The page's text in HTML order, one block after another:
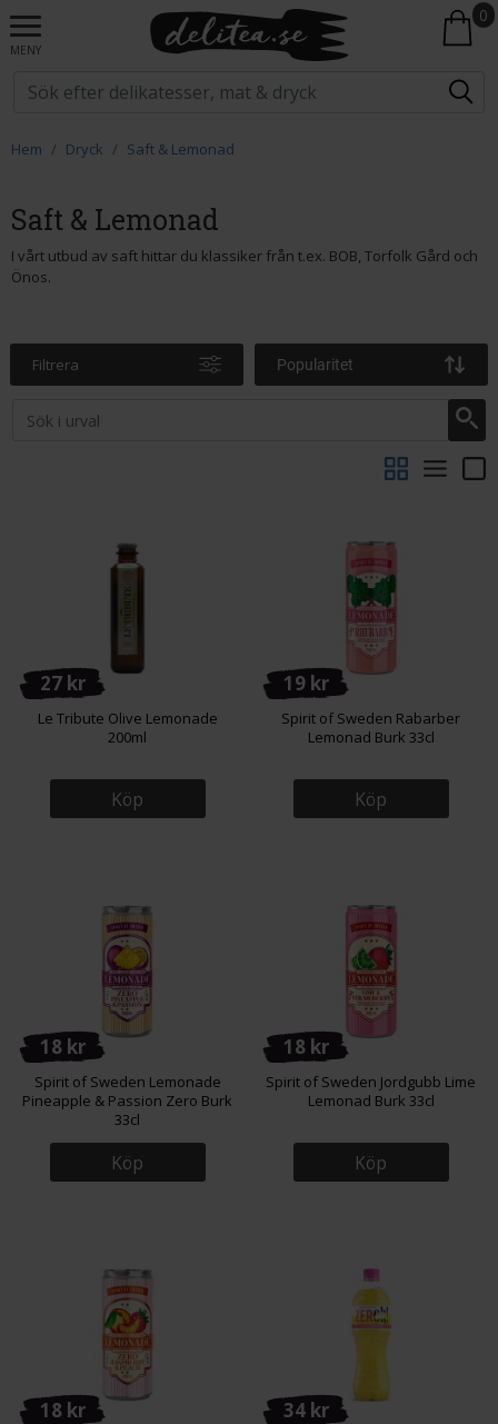
MENY
0
Hem Dryck Saft & Lemonad
Saft & Lemonad
I vårt utbud av saft hittar du klassiker från t.ex. BOB, Torfolk Gård och
Önos.
Filtrera Popularitet
27 kr
Le Tribute Olive Lemonade
200ml
Köp
19 kr
Spirit of Sweden Rabarber
Lemonad Burk 33cl
Köp
18 kr
Spirit of Sweden Lemonade
Pineapple & Passion Zero Burk
33cl
Köp
18 kr
Spirit of Sweden Jordgubb Lime
Lemonad Burk 33cl
Köp
18 kr 34 kr